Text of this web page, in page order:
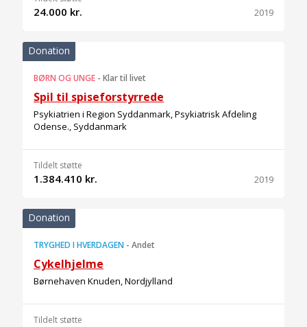
24.000 kr. 2019
Donation
BØRN OG UNGE - Klar til livet
Spil til spiseforstyrrede
Psykiatrien i Region Syddanmark, Psykiatrisk Afdeling
Odense., Syddanmark
Tildelt støtte
1.384.410 kr. 2019
Donation
TRYGHED I HVERDAGEN - Andet
Cykelhjelme
Børnehaven Knuden, Nordjylland
Tildelt støtte